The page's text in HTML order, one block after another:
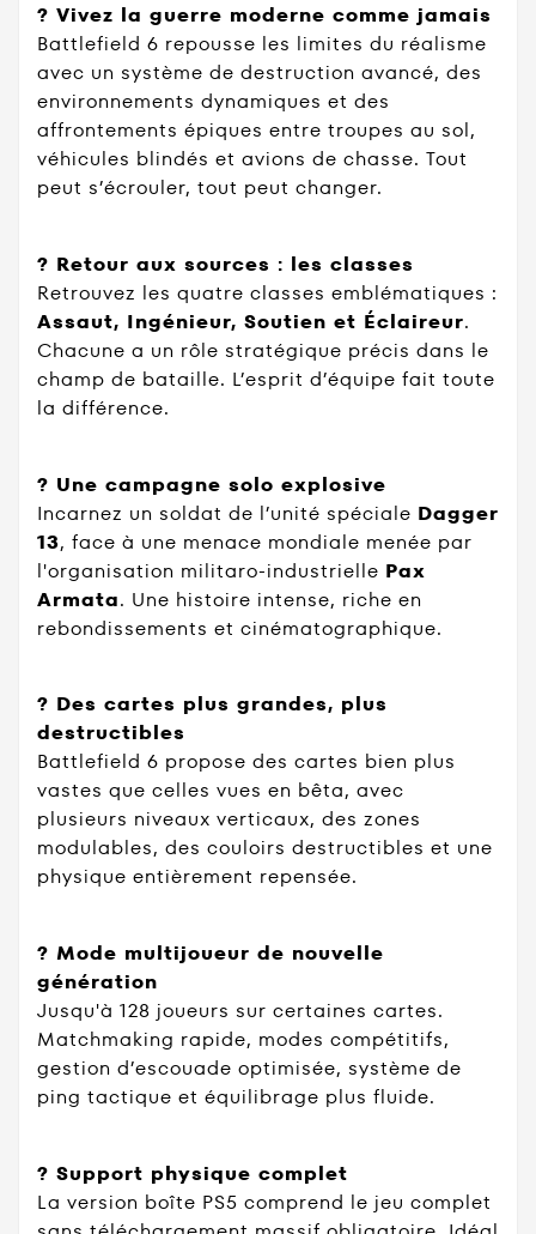
? Vivez la guerre moderne comme jamais
Battlefield 6 repousse les limites du réalisme
avec un système de destruction avancé, des
environnements dynamiques et des
affrontements épiques entre troupes au sol,
véhicules blindés et avions de chasse. Tout
peut s’écrouler, tout peut changer.
? Retour aux sources : les classes
Retrouvez les quatre classes emblématiques :
Assaut, Ingénieur, Soutien et Éclaireur.
Chacune a un rôle stratégique précis dans le
champ de bataille. L’esprit d’équipe fait toute
la différence.
? Une campagne solo explosive
Incarnez un soldat de l’unité spéciale Dagger
13, face à une menace mondiale menée par
l'organisation militaro-industrielle Pax
Armata. Une histoire intense, riche en
rebondissements et cinématographique.
?️ Des cartes plus grandes, plus
destructibles
Battlefield 6 propose des cartes bien plus
vastes que celles vues en bêta, avec
plusieurs niveaux verticaux, des zones
modulables, des couloirs destructibles et une
physique entièrement repensée.
?️ Mode multijoueur de nouvelle
génération
Jusqu'à 128 joueurs sur certaines cartes.
Matchmaking rapide, modes compétitifs,
gestion d’escouade optimisée, système de
ping tactique et équilibrage plus fluide.
? Support physique complet
La version boîte PS5 comprend le jeu complet